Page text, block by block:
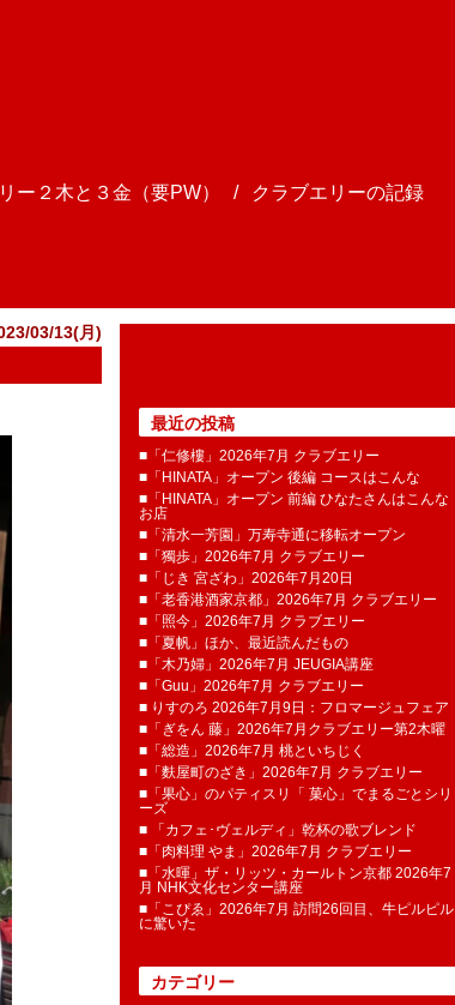
ー２木と３金（要PW）
クラブエリーの記録
03/13(月)
最近の投稿
■「仁修樓」2026年7月 クラブエリー
■「HINATA」オープン 後編 コースはこんな
■「HINATA」オープン 前編 ひなたさんはこんな
お店
■「清水一芳園」万寿寺通に移転オープン
■「獨歩」2026年7月 クラブエリー
■「じき 宮ざわ」2026年7月20日
■「老香港酒家京都」2026年7月 クラブエリー
■「照今」2026年7月 クラブエリー
■「夏帆」ほか、最近読んだもの
■「木乃婦」2026年7月 JEUGIA講座
■「Guu」2026年7月 クラブエリー
■ りすのろ 2026年7月9日：フロマージュフェア
■「ぎをん 藤」2026年7月クラブエリー第2木曜
■「総造」2026年7月 桃といちじく
■「麩屋町のざき」2026年7月 クラブエリー
■「果心」のパティスリ「 菓​心」でまるごとシリ
ーズ
■ 「カフェ･ヴェルディ」乾杯の歌ブレンド
■「肉料理 やま」2026年7月 クラブエリー
■「水暉」ザ・リッツ・カールトン京都 2026年7
月 NHK文化センター講座
■「こぴゑ」2026年7月 訪問26回目、牛ピルピル
に驚いた
カテゴリー